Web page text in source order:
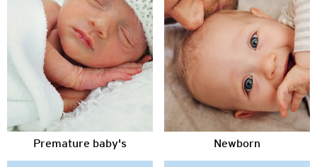
Premature baby's Newborn